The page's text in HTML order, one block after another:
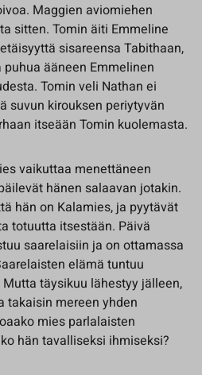
Maggien aviomiehen
sitten. Tomin äiti Emmeline
sisareensa Tabithaan,
ääneen Emmelinen
Tomin veli Nathan ei
suvun kirouksen periytyvän
itseään Tomin kuolemasta.
vaikuttaa menettäneen
hänen salaavan jotakin.
hän on Kalamies, ja pyytävät
totuutta itsestään. Päivä
saarelaisiin ja on ottamassa
elämä tuntuu
täysikuu lähestyy jälleen,
takaisin mereen yhden
mies parlalaisten
hän tavalliseksi ihmiseksi?